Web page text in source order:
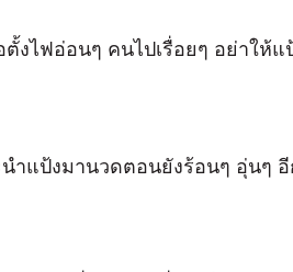
ตั้งไฟอ่อนๆ คนไปเรื่อยๆ อย่าให้
นำแป้งมานวดตอนยังร้อนๆ อุ่นๆ อี